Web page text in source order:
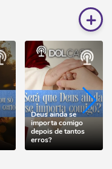
+
Deus ainda se
importa comigo
depois de tantos
erros?